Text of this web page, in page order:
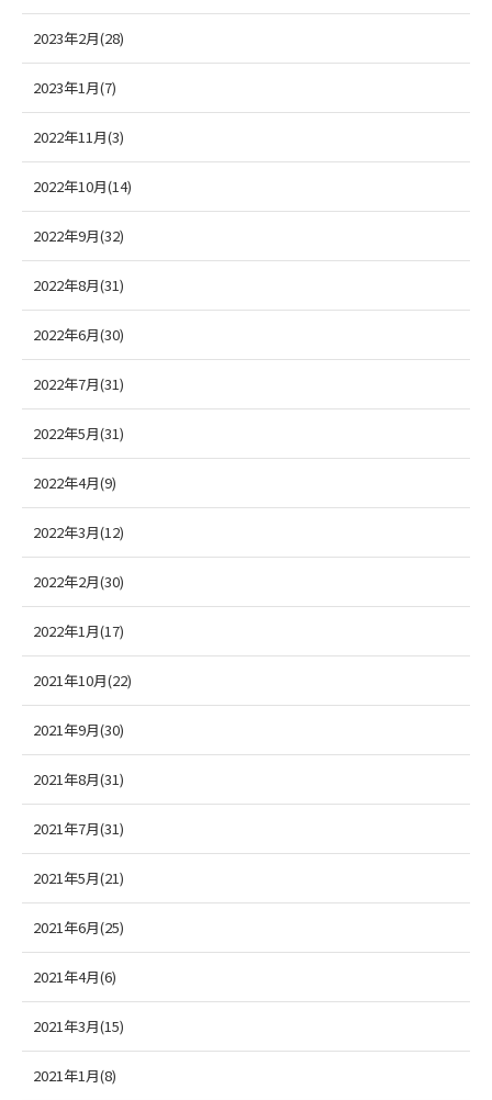
2023年2月(28)
2023年1月(7)
2022年11月(3)
2022年10月(14)
2022年9月(32)
2022年8月(31)
2022年6月(30)
2022年7月(31)
2022年5月(31)
2022年4月(9)
2022年3月(12)
2022年2月(30)
2022年1月(17)
2021年10月(22)
2021年9月(30)
2021年8月(31)
2021年7月(31)
2021年5月(21)
2021年6月(25)
2021年4月(6)
2021年3月(15)
2021年1月(8)